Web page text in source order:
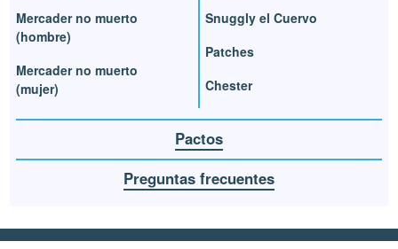
Mercader no muerto
(hombre)
Mercader no muerto
(mujer)
Snuggly el Cuervo
Patches
Chester
Pactos
Preguntas frecuentes